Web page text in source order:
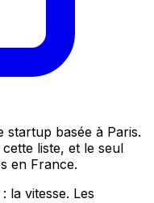
basée à Paris.
liste, et le seul
en France.
la vitesse. Les